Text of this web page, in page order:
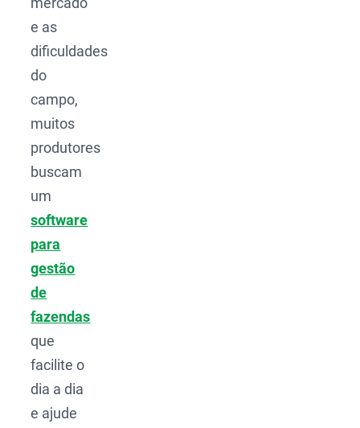
e as
dificuldades
do
campo,
muitos
produtores
buscam
um
software
para
gestão
de
fazendas
que
facilite o
dia a dia
e ajude